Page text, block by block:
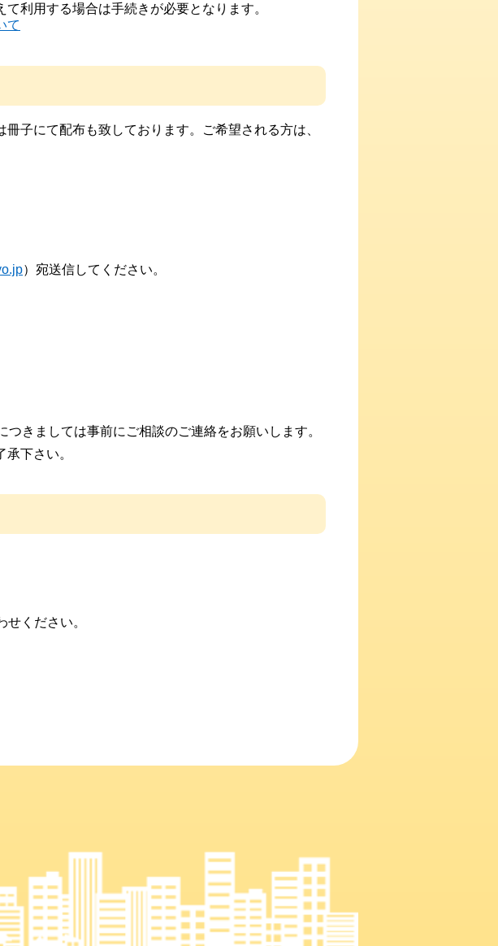
利用する場合は手続きが必要となります。
て
子にて配布も致しております。
ご希望される方は、
）宛送信してください。
きましては事前にご相談のご連絡をお願いします。
下さい。
ください。